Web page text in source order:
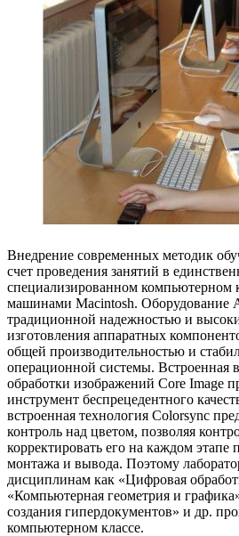
Внедрение современных методик
счет проведения занятий в
специализированном компьютерном
машинами Macintosh. Оборудование
традиционной надежностью и
изготовления аппаратных
общей производительностью и
операционной системы. Встроенная
обработки изображений Core Image
инструмент беспрецедентного
встроенная технология Colorsync
контроль над цветом, позволяя
корректировать его на каждом этапе
монтажа и вывода. Поэтому
дисциплинам как «Цифровая
«Компьютерная геометрия и
создания гипердокументов» и др.
компьютерном классе.